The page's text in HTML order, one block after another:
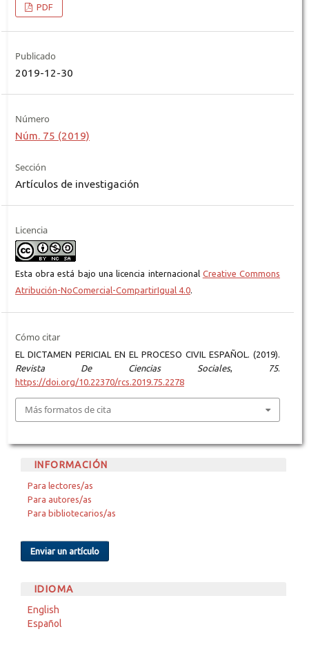
PDF
Publicado
2019-12-30
Número
Núm. 75 (2019)
Sección
Artículos de investigación
Licencia
Esta obra está bajo una licencia internacional Creative Commons
Atribución-NoComercial-CompartirIgual 4.0.
Cómo citar
EL DICTAMEN PERICIAL EN EL PROCESO CIVIL ESPAÑOL. (2019).
Revista De Ciencias Sociales, 75.
https://doi.org/10.22370/rcs.2019.75.2278
Más formatos de cita
INFORMACIÓN
Para lectores/as
Para autores/as
Para bibliotecarios/as
Enviar un artículo
IDIOMA
English
Español